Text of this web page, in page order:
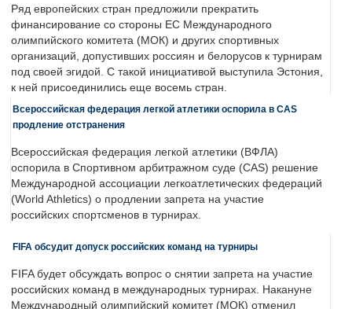
Ряд европейских стран предложили прекратить
финансирование со стороны ЕС Международного
олимпийского комитета (МОК) и других спортивных
организаций, допустивших россиян и белорусов к турнирам
под своей эгидой. С такой инициативой выступила Эстония,
к ней присоединились еще восемь стран.
Всероссийская федерация легкой атлетики оспорила в CAS
продление отстранения
Всероссийская федерация легкой атлетики (ВФЛА)
оспорила в Спортивном арбитражном суде (CAS) решение
Международной ассоциации легкоатлетических федераций
(World Athletics) о продлении запрета на участие
российских спортсменов в турнирах.
FIFA обсудит допуск российских команд на турниры
FIFA будет обсуждать вопрос о снятии запрета на участие
российских команд в международных турнирах. Накануне
Международный олимпийский комитет (МОК) отменил